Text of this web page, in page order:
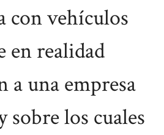
con vehículos
en realidad
a una empresa
sobre los cuales